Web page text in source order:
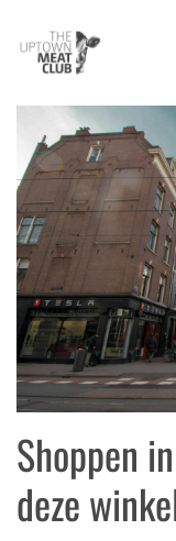
Shoppen
deze